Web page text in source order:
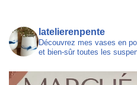
latelierenpente
Découvrez mes vases en
et bien-sûr toutes les